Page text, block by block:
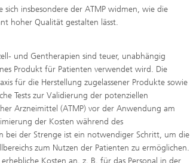
insbesondere der ATMP widmen, wie die
hoher Qualität gestalten lässt.
und Gentherapien sind teuer, unabhängig
Produkt für Patienten verwendet wird. Die
für die Herstellung zugelassener Produkte sowie
Tests zur Validierung der potenziellen
Arzneimittel (ATMP) vor der Anwendung am
der Kosten während des
bei der Strenge ist ein notwendiger Schritt, um die
zum Nutzen der Patienten zu ermöglichen.
Kosten an, z. B. für das Personal in der